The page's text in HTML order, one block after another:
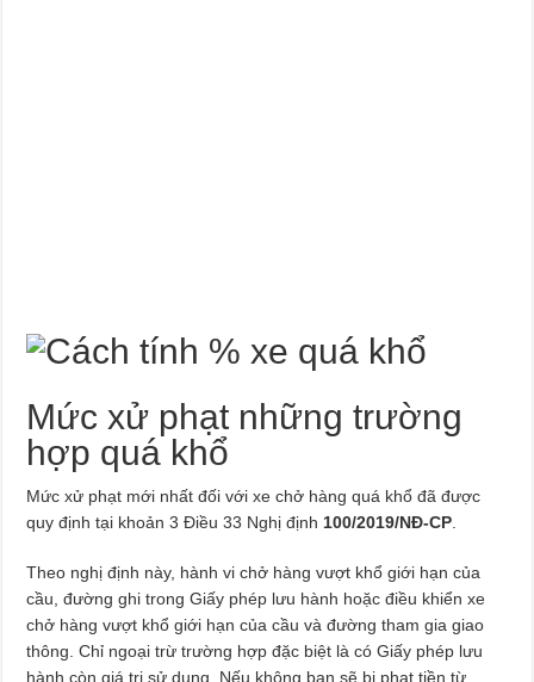
Mức xử phạt những trường
hợp quá khổ
Mức xử phạt mới nhất đối với xe chở hàng quá khổ đã được
quy định tại khoản 3 Điều 33 Nghị định100/2019/NĐ-CP.
Theo nghị định này, hành vi chở hàng vượt khổ giới hạn của
cầu, đường ghi trong Giấy phép lưu hành hoặc điều khiển xe
chở hàng vượt khổ giới hạn của cầu và đường tham gia giao
thông. Chỉ ngoại trừ trường hợp đặc biệt là có Giấy phép lưu
hành còn giá trị sử dụng. Nếu không bạn sẽ bị phạt tiền từ